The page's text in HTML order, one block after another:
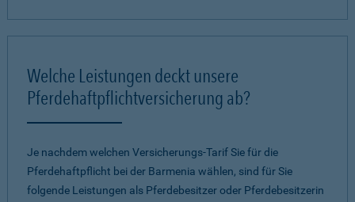
Welche Leistungen deckt unsere
Pferdehaftpflichtversicherung ab?
Je nachdem welchen Versicherungs-Tarif Sie für die
Pferdehaftpflicht bei der Barmenia wählen, sind für Sie
folgende Leistungen als Pferdebesitzer oder Pferdebesitzerin